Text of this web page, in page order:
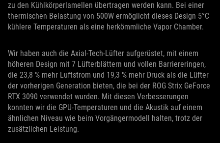
zu den Kühlkörperlamellen übertragen werden kann. Bei einer
thermischen Belastung von 500W ermöglicht dieses Design 5°C
kühlere Temperaturen als eine herkömmliche Vapor Chamber.
Wir haben auch die Axial-Tech-Lüfter aufgerüstet, mit einem
höheren Design mit 7 Lüfterblättern und vollen Barriereringen,
die 23,8 % mehr Luftstrom und 19,3 % mehr Druck als die Lüfter
der vorherigen Generation bieten, die bei der ROG Strix GeForce
RTX 3090 verwendet wurden. Mit diesen Verbesserungen
konnten wir die GPU-Temperaturen und die Akustik auf einem
ähnlichen Niveau wie beim Vorgängermodell halten, trotz der
zusätzlichen Leistung.